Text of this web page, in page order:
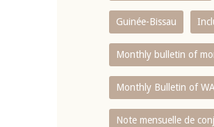
Guinée-Bissau
Monthly bulletin of
Monthly Bulletin of
Note mensuelle de